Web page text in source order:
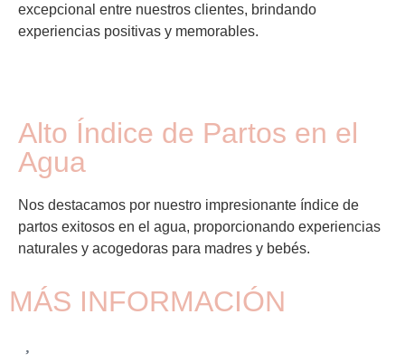
excepcional entre nuestros clientes, brindando
experiencias positivas y memorables.
Alto Índice de Partos en el
Agua
Nos destacamos por nuestro impresionante índice de
partos exitosos en el agua, proporcionando experiencias
naturales y acogedoras para madres y bebés.
MÁS INFORMACIÓN